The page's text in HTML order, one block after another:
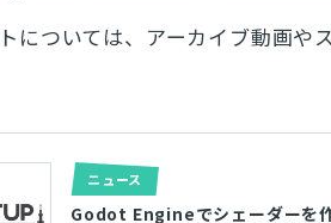
については、アーカイブ動画や
ニュース
Godot Engineでシェーダーを